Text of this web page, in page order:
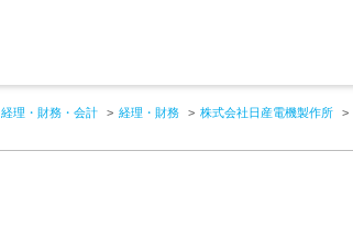
経理・財務・会計 経理・財務 株式会社日産電機製作所